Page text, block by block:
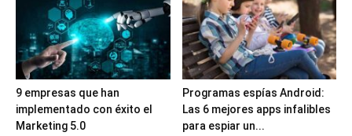
9 empresas que han
implementado con éxito el
Marketing 5.0
Programas espías Android:
Las 6 mejores apps infalibles
para espiar un...